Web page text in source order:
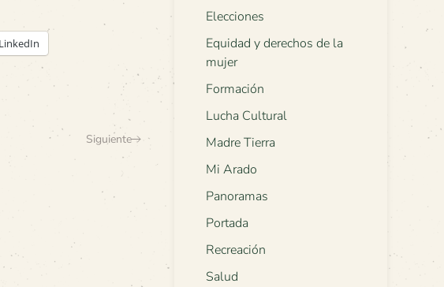
LinkedIn
Siguiente
Elecciones
Equidad y derechos de la
mujer
Formación
Lucha Cultural
Madre Tierra
Mi Arado
Panoramas
Portada
Recreación
Salud